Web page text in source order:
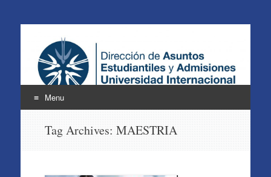
Atención a Estudiantes
UNINTER
Menu
Tag Archives: MAESTRIA